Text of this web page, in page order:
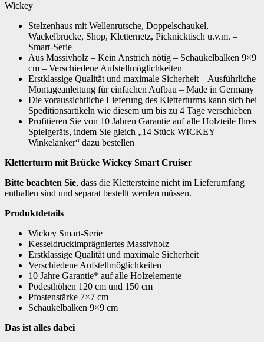
Wickey
Stelzenhaus mit Wellenrutsche, Doppelschaukel,
Wackelbrücke, Shop, Kletternetz, Picknicktisch u.v.m. –
Smart-Serie
Aus Massivholz – Kein Anstrich nötig – Schaukelbalken 9×9
cm – Verschiedene Aufstellmöglichkeiten
Erstklassige Qualität und maximale Sicherheit – Ausführliche
Montageanleitung für einfachen Aufbau – Made in Germany
Die voraussichtliche Lieferung des Kletterturms kann sich bei
Speditionsartikeln wie diesem um bis zu 4 Tage verschieben
Profitieren Sie von 10 Jahren Garantie auf alle Holzteile Ihres
Spielgeräts, indem Sie gleich „14 Stück WICKEY
Winkelanker“ dazu bestellen
Kletterturm mit Brücke Wickey Smart Cruiser
Bitte beachten Sie, dass die Klettersteine nicht im Lieferumfang
enthalten sind und separat bestellt werden müssen.
Produktdetails
Wickey Smart-Serie
Kesseldruckimprägniertes Massivholz
Erstklassige Qualität und maximale Sicherheit
Verschiedene Aufstellmöglichkeiten
10 Jahre Garantie* auf alle Holzelemente
Podesthöhen 120 cm und 150 cm
Pfostenstärke 7×7 cm
Schaukelbalken 9×9 cm
Das ist alles dabei